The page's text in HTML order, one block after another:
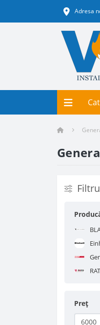
Adresa
Filtru
Preț